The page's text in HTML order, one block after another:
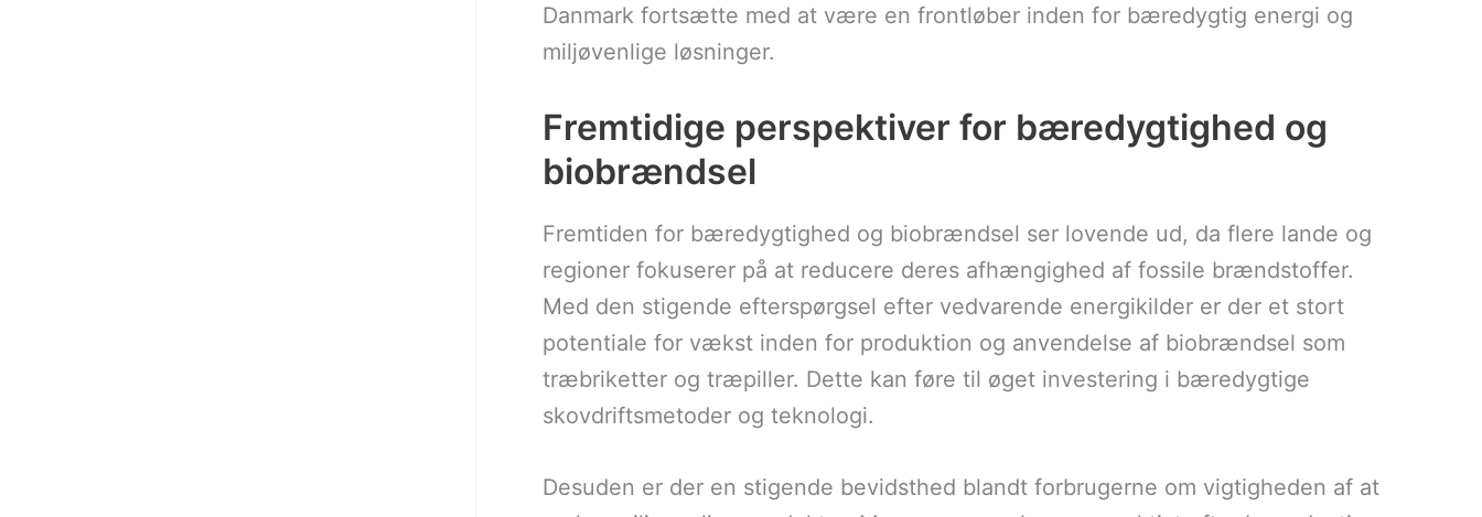
Danmark fortsætte med at være en frontløber inden for bæredygtig energi og
miljøvenlige løsninger.
Fremtidige perspektiver for bæredygtighed og
biobrændsel
Fremtiden for bæredygtighed og biobrændsel ser lovende ud, da flere lande og
regioner fokuserer på at reducere deres afhængighed af fossile brændstoffer.
Med den stigende efterspørgsel efter vedvarende energikilder er der et stort
potentiale for vækst inden for produktion og anvendelse af biobrændsel som
træbriketter og træpiller. Dette kan føre til øget investering i bæredygtige
skovdriftsmetoder og teknologi.
Desuden er der en stigende bevidsthed blandt forbrugerne om vigtigheden af at